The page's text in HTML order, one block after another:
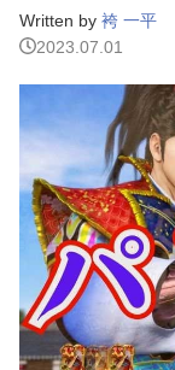
Written by 袴 一平
2023.07.01